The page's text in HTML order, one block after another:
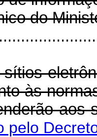
do
sítios
às
aos
pelo